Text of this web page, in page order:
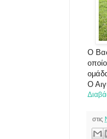
Ο
Ο
στις